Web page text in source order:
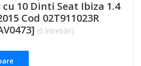
10 Dinti Seat Ibiza 1.4
Cod 02T911023R
(0 întrebări)